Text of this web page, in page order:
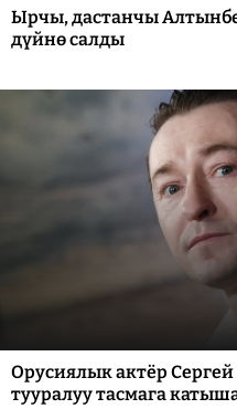
Ырчы, дастанчы
дүйнө салды
Орусиялык актёр
тууралуу тасмага